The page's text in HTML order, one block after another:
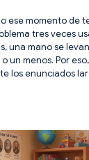
ese momento de
tres veces
una mano se
un menos. Por
los enunciados